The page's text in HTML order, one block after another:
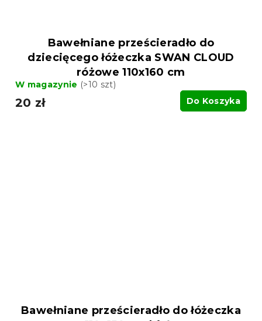
Bawełniane prześcieradło do
dziecięcego łóżeczka SWAN CLOUD
różowe 110x160 cm
W magazynie (>10 szt)
20 zł Do Koszyka
Bawełniane prześcieradło do łóżeczka